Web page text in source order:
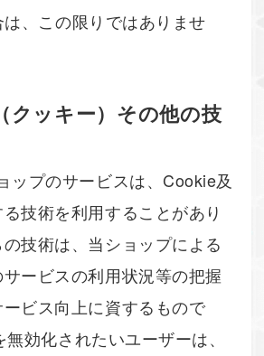
、この限りではありませ
クッキー）その他の技
ップのサービスは、Cookie及
技術を利用することがあり
技術は、当ショップによる
ービスの利用状況等の把握
ビス向上に資するもので
効化されたいユーザーは、